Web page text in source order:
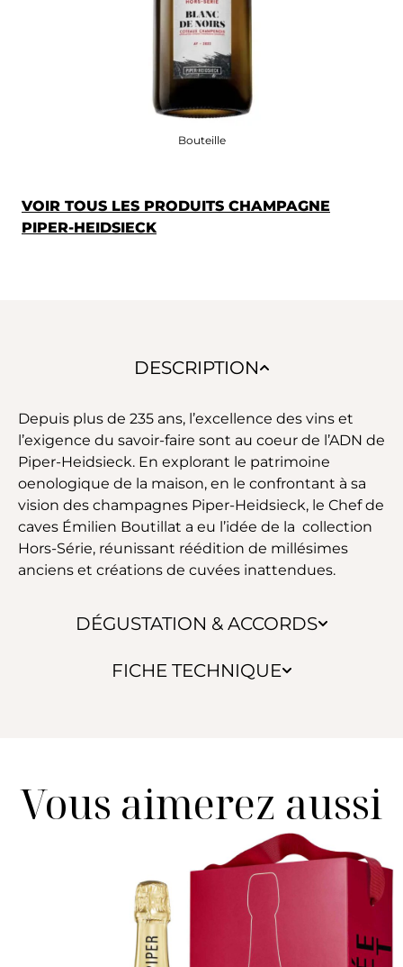
Bouteille
VOIR TOUS LES PRODUITS CHAMPAGNE
PIPER-HEIDSIECK
DESCRIPTION
DÉGUSTATION & ACCORDS
FICHE TECHNIQUE
Depuis plus de 235 ans, l’excellence des vins et
l’exigence du savoir-faire sont au coeur de l’ADN de
Piper-Heidsieck. En explorant le patrimoine
oenologique de la maison, en le confrontant à sa
vision des champagnes Piper-Heidsieck, le Chef de
caves Émilien Boutillat a eu l’idée de la collection
Hors-Série, réunissant réédition de millésimes
anciens et créations de cuvées inattendues.
Vous aimerez aussi